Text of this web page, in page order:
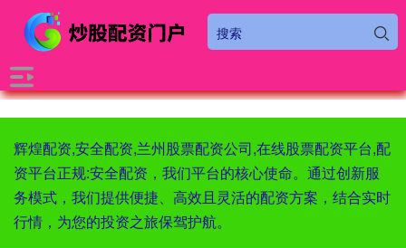
辉煌配资,安全配资,兰州股票配资公司,在线股票配资平台,配
资平台正规:安全配资，我们平台的核心使命。通过创新服
务模式，我们提供便捷、高效且灵活的配资方案，结合实时
行情，为您的投资之旅保驾护航。